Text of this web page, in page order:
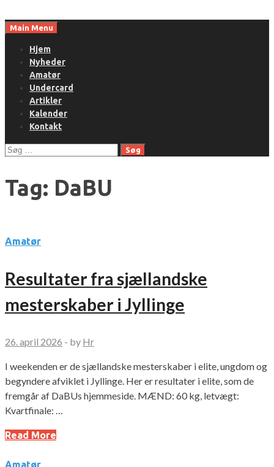
toMain Menu
Hjem
Nyheder
Amatør
Undercard
Artikler
Kalender
Kontakt
Søg
Tag: DaBU
Amatør
Resultater fra sjællandske
mesterskaber i Jyllinge
26. april 2026 - by Hr
I weekenden er de sjællandske mesterskaber i elite, ungdom og
begyndere afviklet i Jyllinge. Her er resultater i elite, som de
fremgår af DaBUs hjemmeside. MÆND: 60 kg, letvægt:
Kvartfinale: …
Read More
Amatør